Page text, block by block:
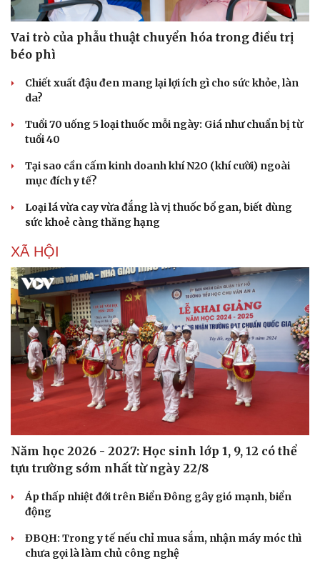
Vai trò của phẫu thuật chuyển hóa trong điều trị
béo phì
Chiết xuất đậu đen mang lại lợi ích gì cho sức khỏe, làn
da?
Tuổi 70 uống 5 loại thuốc mỗi ngày: Giá như chuẩn bị từ
tuổi 40
Tại sao cần cấm kinh doanh khí N2O (khí cười) ngoài
mục đích y tế?
Loại lá vừa cay vừa đắng là vị thuốc bổ gan, biết dùng
sức khoẻ càng thăng hạng
XÃ HỘI
Năm học 2026 - 2027: Học sinh lớp 1, 9, 12 có thể
tựu trường sớm nhất từ ngày 22/8
Áp thấp nhiệt đới trên Biển Đông gây gió mạnh, biển
động
ĐBQH: Trong y tế nếu chỉ mua sắm, nhận máy móc thì
chưa gọi là làm chủ công nghệ